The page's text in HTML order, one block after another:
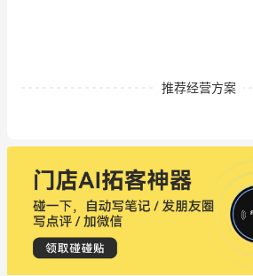
推荐经营方案